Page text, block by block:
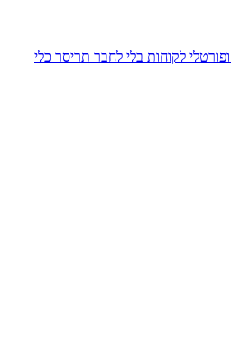
לקוחות בלי לחבר תריסר כלי